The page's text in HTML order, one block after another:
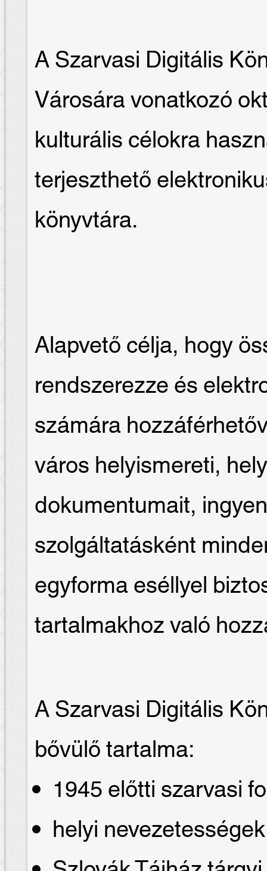
A Szarvasi Digitális
Városára vonatkozó
kulturális célokra
terjeszthető
könyvtára.
Alapvető célja, hogy
rendszerezze és
számára
város helyismereti,
dokumentumait,
szolgáltatásként
egyforma eséllyel
tartalmakhoz való
A Szarvasi Digitális
bővülő tartalma:
1945 előtti szarvasi
helyi